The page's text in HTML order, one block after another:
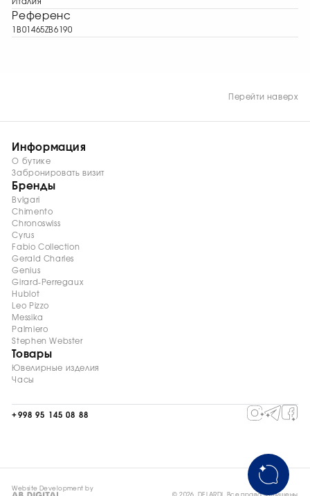
Референс
1B01465ZB6190
Перейти наверх
Информация
О бутике
Забронировать визит
Бренды
Bvlgari
Chimento
Chronoswiss
Cyrus
Fabio Collection
Gerald Charles
Genius
Girard-Perregaux
Hublot
Leo Pizzo
Messika
Palmiero
Stephen Webster
Товары
Ювелирные изделия
Часы
+998 95 145 08 88
Website Development by